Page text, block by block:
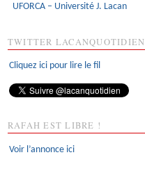
UFORCA – Université J. Lacan
TWITTER LACANQUOTIDIEN
Cliquez ici pour lire le fil
RAFAH EST LIBRE !
Voir l’annonce ici